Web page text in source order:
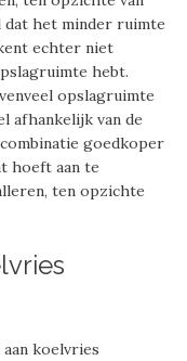
het minder ruimte
echter niet
hebt.
opslagruimte
afhankelijk van de
goedkoper
hoeft aan te
ten opzichte
koelvries